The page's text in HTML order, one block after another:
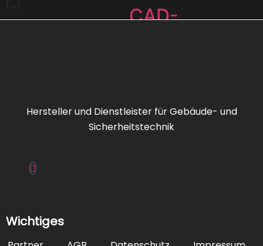
CAD-
FAT/FBF/ZPA/
Hersteller und Dienstleister für Gebäude- und
Sicherheitstechnik
Wichtiges